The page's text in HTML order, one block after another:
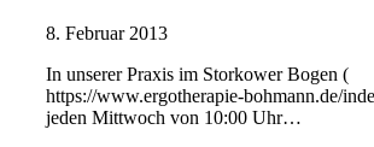
8. Februar 2013
In unserer Praxis im Storkower Bogen (
https://www.ergotherapie-bohmann.de/
jeden Mittwoch von 10:00 Uhr…